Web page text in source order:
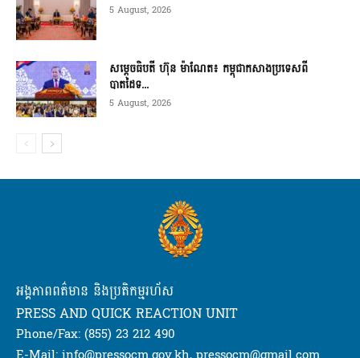
5 August, 2026
សម្ដេចធិបតី ហ៊ុន ម៉ាណែត៖ កម្ពុជាកសាងប្រទេសពី
បាតដៃទ...
5 August, 2026
អង្គភាពពត៌មាន និងប្រតិកម្មរហ័ស
PRESS AND QUICK REACTION UNIT
Phone/Fax: (855) 23 212 490